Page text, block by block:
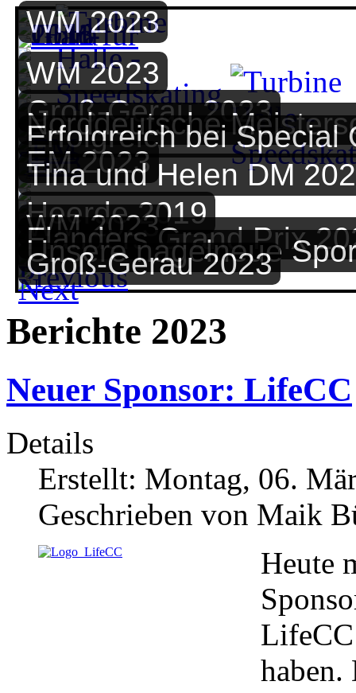
WM 2023
WM 2023
Groß-Gerau 2023
Norddeutsche
Erfolgreich bei Special
EM 2023
Tina und Helen DM
Heerde 2019
WM 2023
Flanders Grand Prix
Unsere nagelneue
Groß-Gerau 2023
Berichte 2023
Neuer Sponsor: LifeCC
Details
Erstellt: Montag, 06.
Geschrieben von Maik
Heute
LifeCC